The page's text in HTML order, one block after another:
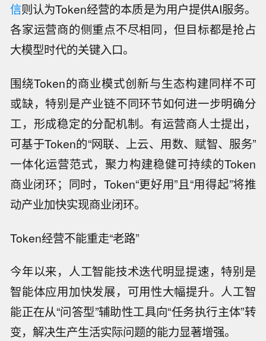
信则认为Token经营的本质是为用户提供AI服务。
各家运营商的侧重点不尽相同，但目标都是抢占
大模型时代的关键入口。
围绕Token的商业模式创新与生态构建同样不可
或缺，特别是产业链不同环节如何进一步明确分
工，形成稳定的分配机制。有运营商人士提出，
可基于Token的“网联、上云、用数、赋智、服务”
一体化运营范式，聚力构建稳健可持续的Token
商业闭环；同时，Token“更好用”且“用得起”将推
动产业加快实现商业闭环。
Token经营不能重走“老路”
今年以来，人工智能技术迭代明显提速，特别是
智能体应用加快发展，可用性大幅提升。人工智
能正在从“问答型”辅助性工具向“任务执行主体”转
变，解决生产生活实际问题的能力显著增强。